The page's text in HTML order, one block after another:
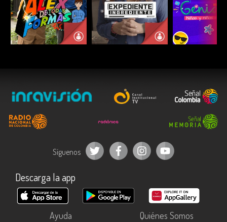
ESCUCHAR ESCUCHAR
Síguenos
Descarga la app
Ayuda
Quiénes Somos